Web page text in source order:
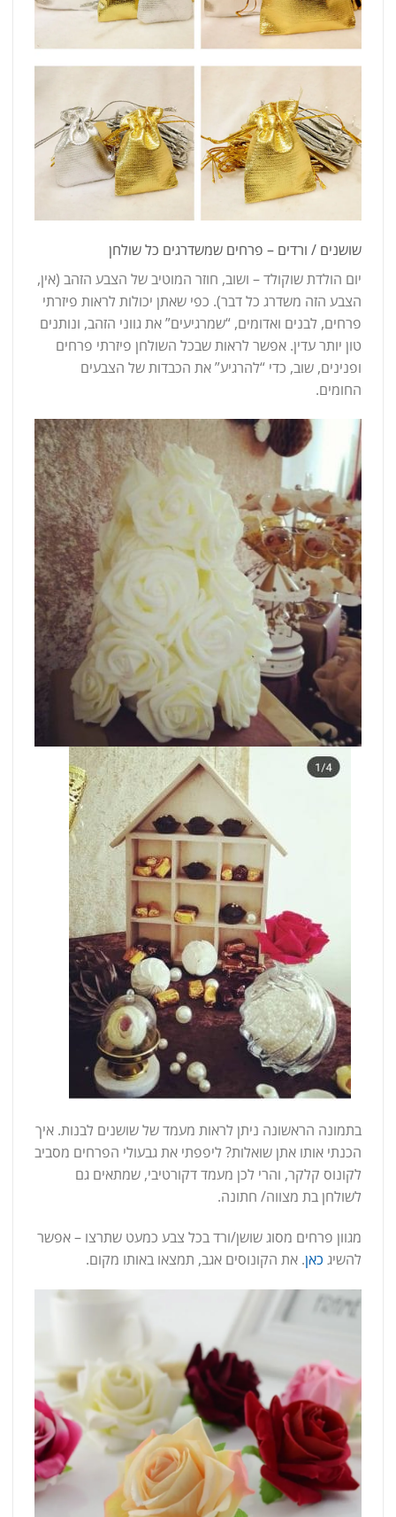
שושנים / ורדים – פרחים שמשדרגים כל שולחן
יום הולדת שוקולד – ושוב, חוזר המוטיב של הצבע הזהב (אין,
הצבע הזה משדרג כל דבר). כפי שאתן יכולות לראות פיזרתי
פרחים, לבנים ואדומים, “שמרגיעים” את גווני הזהב, ונותנים
טון יותר עדין. אפשר לראות שבכל השולחן פיזרתי פרחים
ופנינים, שוב, כדי “להרגיע” את הכבדות של הצבעים
החומים.
בתמונה הראשונה ניתן לראות מעמד של שושנים לבנות. איך
הכנתי אותו אתן שואלות? ליפפתי את גבעולי הפרחים מסביב
לקונוס קלקר, והרי לכן מעמד דקורטיבי, שמתאים גם
לשולחן בת מצווה/ חתונה.
מגוון פרחים מסוג שושן/ורד בכל צבע כמעט שתרצו – אפשר
להשיג כאן. את הקונוסים אגב, תמצאו באותו מקום.